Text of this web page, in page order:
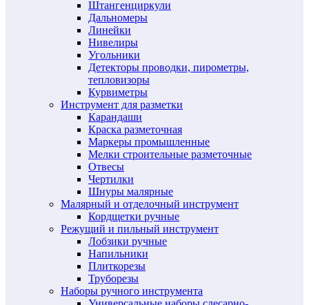
Штангенциркули
Дальномеры
Линейки
Нивелиры
Угольники
Детекторы проводки, пирометры,
тепловизоры
Курвиметры
Инструмент для разметки
Карандаши
Краска разметочная
Маркеры промышленные
Мелки строительные разметочные
Отвесы
Чертилки
Шнуры малярные
Малярный и отделочный инструмент
Кордщетки ручные
Режущий и пильный инструмент
Лобзики ручные
Напильники
Плиткорезы
Труборезы
Наборы ручного инструмента